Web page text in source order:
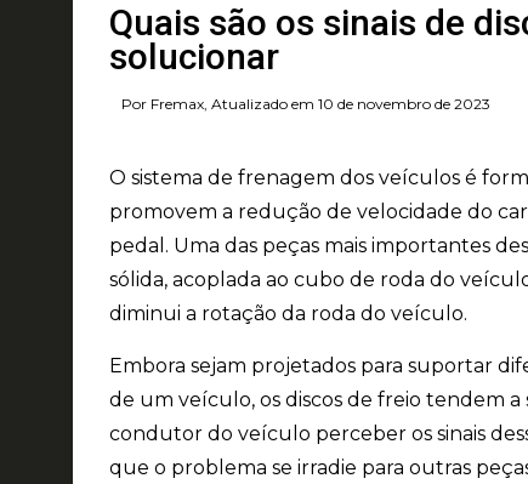
Quais são os sinais de
solucionar
Por Fremax, Atualizado em 10 de novembro de 2023
O sistema de frenagem dos veículos é
promovem a redução de velocidade do
pedal. Uma das peças mais importantes
sólida, acoplada ao cubo de roda do
diminui a rotação da roda do veículo.
Embora sejam projetados para suportar
de um veículo, os discos de freio tendem a
condutor do veículo perceber os sinais
que o problema se irradie para outras